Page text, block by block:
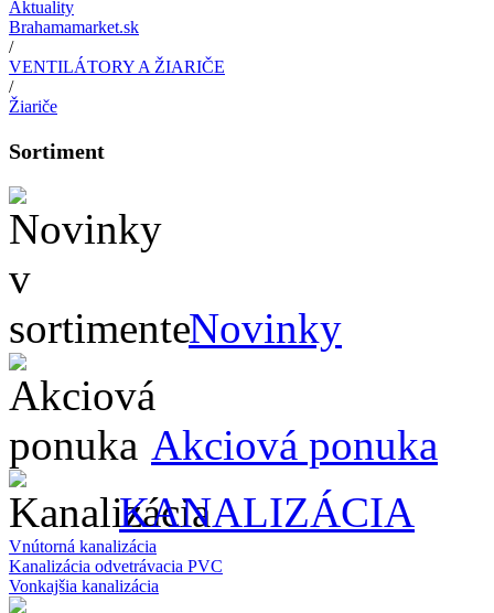
Aktuality
Brahamamarket.sk
/
VENTILÁTORY A ŽIARIČE
/
Žiariče
Sortiment
Novinky
Akciová ponuka
KANALIZÁCIA
Vnútorná kanalizácia
Kanalizácia odvetrávacia PVC
Vonkajšia kanalizácia